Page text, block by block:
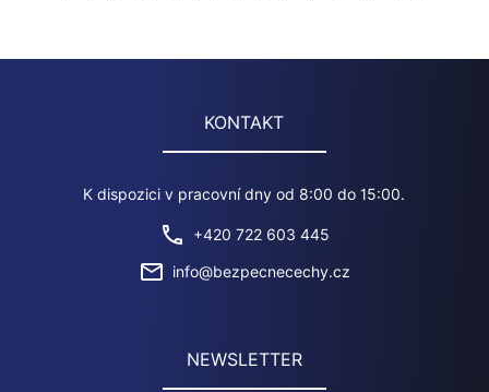
KONTAKT
K dispozici v pracovní dny od 8:00 do 15:00.
+420 722 603 445
info@bezpecnecechy.cz
NEWSLETTER